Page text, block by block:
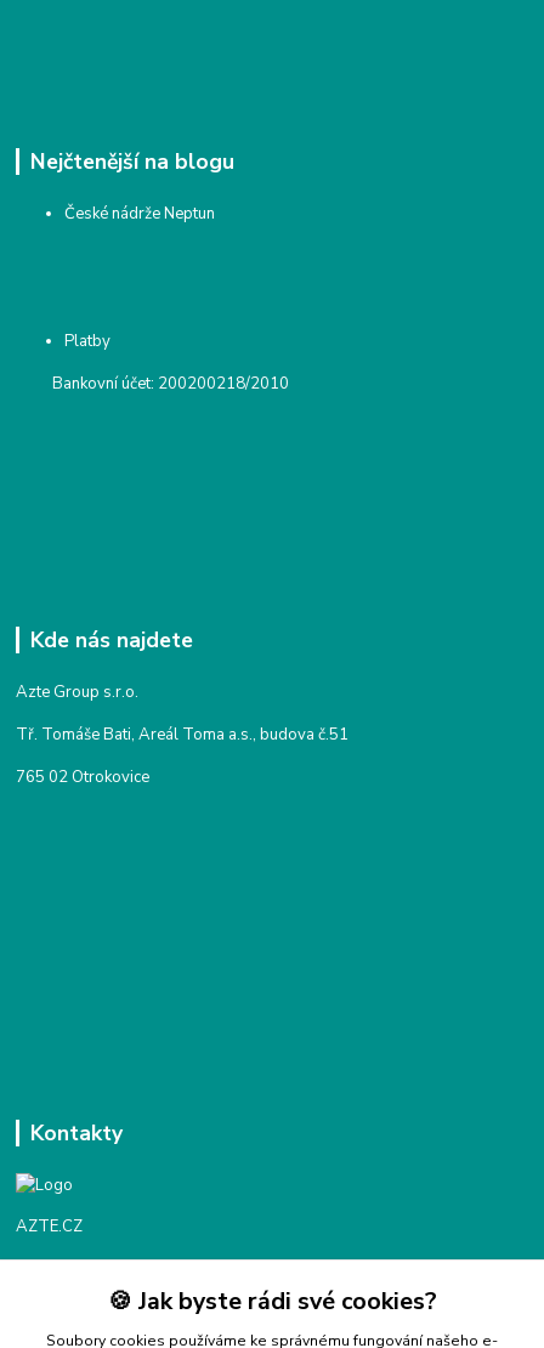
Nejčtenější na blogu
České nádrže Neptun
Platby
Bankovní účet: 200200218/2010
Kde nás najdete
Azte Group s.r.o.
Tř. Tomáše Bati, Areál Toma a.s., budova č.51
765 02 Otrokovice
Kontakty
AZTE.CZ
Objednávky / fakturace
Po - Čt 9:00 - 16:00
🍪 Jak byste rádi své cookies?
Soubory cookies používáme ke správnému fungování našeho e-